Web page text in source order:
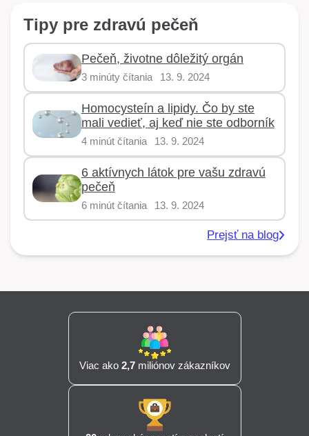
Tipy pre zdravú pečeň
Pečeň, životne dôležitý orgán
3 minúty čítania 13. 9. 2024
Homocysteín a lipidy. Čo by ste
mali vedieť, aj keď nie ste odborník
4 minút čítania 13. 9. 2024
6 aktívnych látok pre vašu zdravú
pečeň
6 minút čítania 13. 9. 2024
Prejsť na blog
Viac ako 2,7miliónov zákazníkov